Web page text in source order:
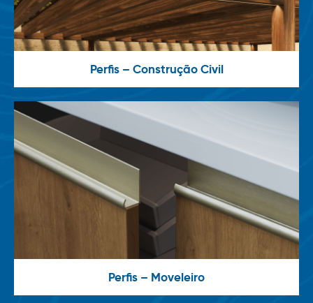
Perfis – Construção Civil
Perfis – Moveleiro